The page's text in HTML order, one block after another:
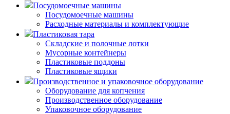
Посудомоечные машины
Посудомоечные машины
Расходные материалы и комплектующие
Пластиковая тара
Складские и полочные лотки
Мусорные контейнеры
Пластиковые поддоны
Пластиковые ящики
Производственное и упаковочное оборудование
Оборудование для копчения
Производственное оборудование
Упаковочное оборудование